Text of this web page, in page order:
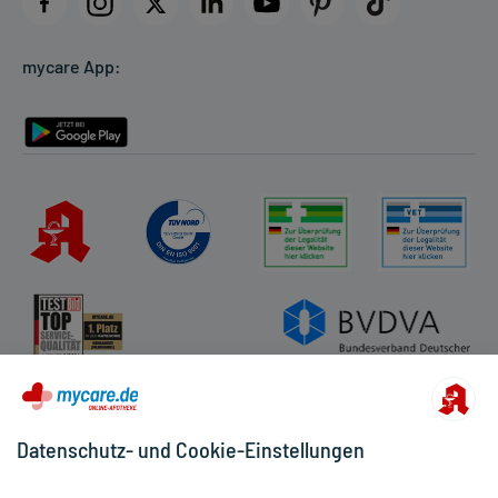
Rückgabe/Widerruf
mycare App:
Datenschutz- und Cookie-Einstellungen